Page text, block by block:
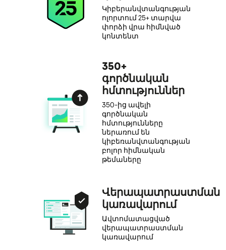
Կիբերանվտանգության
ոլորտում 25+ տարվա
փորձի վրա հիմնված
կոնտենտ
350+
գործնական
հմտություններ
350-ից ավելի
գործնական
հմտությունները
ներառում են
կիբեռանվտանգության
բոլոր հիմնական
թեմաները
Վերապատրաստման
կառավարում
Ավտոմատացված
վերապատրաստման
կառավարում